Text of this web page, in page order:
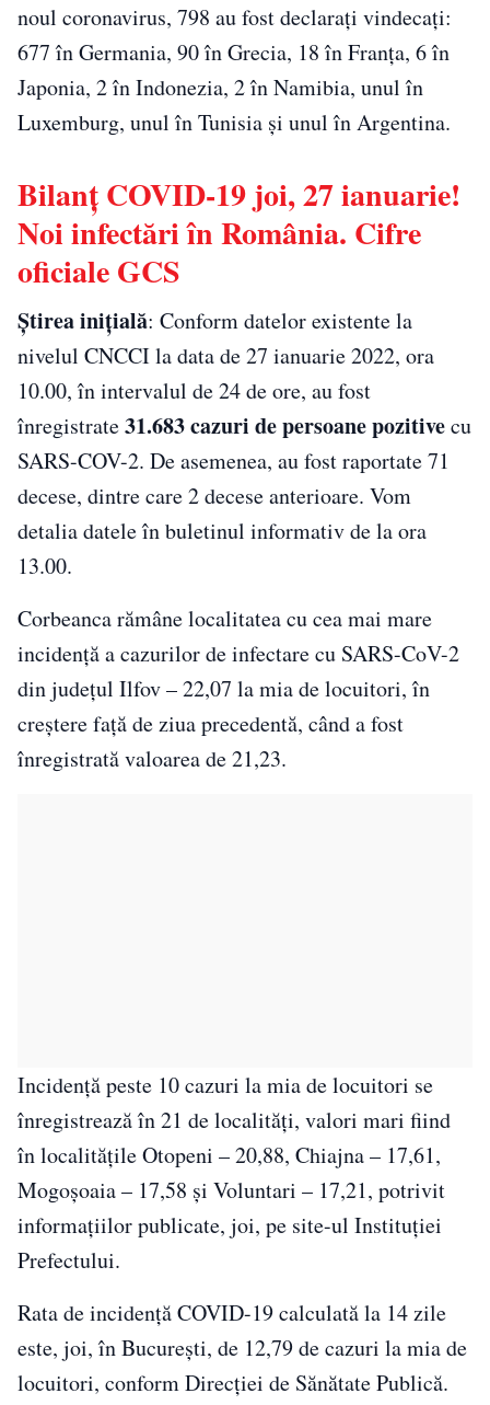
noul coronavirus, 798 au fost declarați vindecați:
677 în Germania, 90 în Grecia, 18 în Franța, 6 în
Japonia, 2 în Indonezia, 2 în Namibia, unul în
Luxemburg, unul în Tunisia și unul în Argentina.
Bilanț COVID-19 joi, 27 ianuarie!
Noi infectări în România. Cifre
oficiale GCS
Știrea inițială: Conform datelor existente la
nivelul CNCCI la data de 27 ianuarie 2022, ora
10.00, în intervalul de 24 de ore, au fost
înregistrate31.683 cazuri de persoane pozitivecu
SARS-COV-2. De asemenea, au fost raportate 71
decese, dintre care 2 decese anterioare. Vom
detalia datele în buletinul informativ de la ora
13.00.
Corbeanca rămâne localitatea cu cea mai mare
incidenţă a cazurilor de infectare cu SARS-CoV-2
din judeţul Ilfov – 22,07 la mia de locuitori, în
creştere faţă de ziua precedentă, când a fost
înregistrată valoarea de 21,23.
Incidenţă peste 10 cazuri la mia de locuitori se
înregistrează în 21 de localităţi, valori mari fiind
în localităţile Otopeni – 20,88, Chiajna – 17,61,
Mogoşoaia – 17,58 şi Voluntari – 17,21, potrivit
informaţiilor publicate, joi, pe site-ul Instituţiei
Prefectului.
Rata de incidenţă COVID-19 calculată la 14 zile
este, joi, în Bucureşti, de 12,79 de cazuri la mia de
locuitori, conform Direcţiei de Sănătate Publică.